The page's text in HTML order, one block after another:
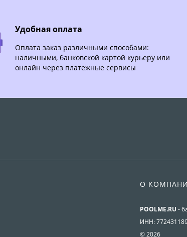
Удобная оплата
Оплата заказ различными способами:
наличными, банковской картой курьеру или
онлайн через платежные сервисы
О
POOLME.RU -
ИНН:
© 2026